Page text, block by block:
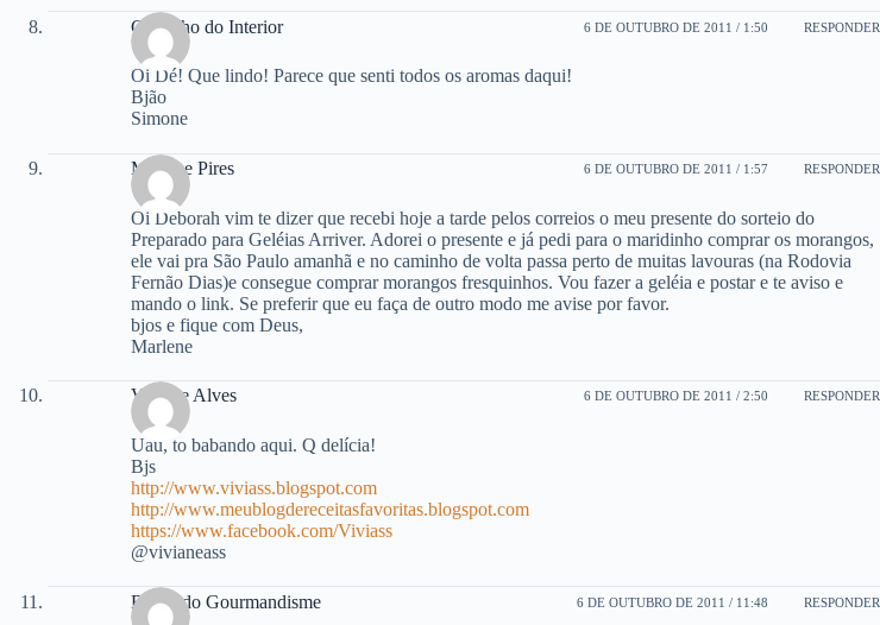
Gostinho do Interior 6 DE OUTUBRO DE 2011 / 1:50 RESPONDER
Oi Dé! Que lindo! Parece que senti todos os aromas daqui!
Bjão
Simone
Marlene Pires 6 DE OUTUBRO DE 2011 / 1:57 RESPONDER
Oi Deborah vim te dizer que recebi hoje a tarde pelos correios o meu presente do sorteio do
Preparado para Geléias Arriver. Adorei o presente e já pedi para o maridinho comprar os morangos,
ele vai pra São Paulo amanhã e no caminho de volta passa perto de muitas lavouras (na Rodovia
Fernão Dias)e consegue comprar morangos fresquinhos. Vou fazer a geléia e postar e te aviso e
mando o link. Se preferir que eu faça de outro modo me avise por favor.
bjos e fique com Deus,
Marlene
Viviane Alves 6 DE OUTUBRO DE 2011 / 2:50 RESPONDER
Uau, to babando aqui. Q delícia!
Bjs
http://www.viviass.blogspot.com
http://www.meublogdereceitasfavoritas.blogspot.com
https://www.facebook.com/Viviass
@vivianeass
Bruna do Gourmandisme 6 DE OUTUBRO DE 2011 / 11:48 RESPONDER